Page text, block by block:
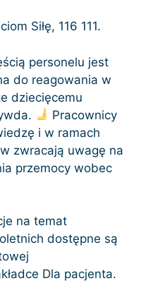
Siłę, 116 111.
personelu jest
do reagowania w
dziecięcemu
Pracownicy
i w ramach
zwracają uwagę na
przemocy wobec
na temat
dostępne są
Dla pacjenta.